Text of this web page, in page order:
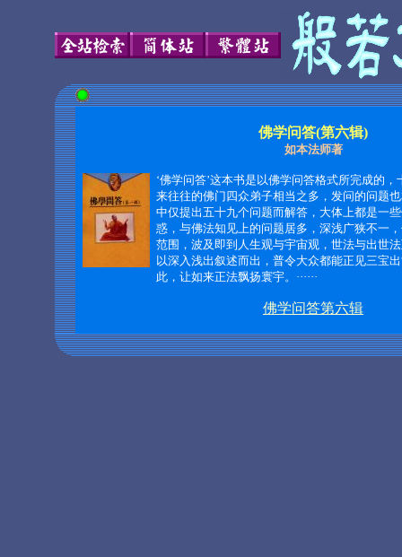
佛学问答(第六辑)
如本法师著
‘佛学问答’这本书是以佛学问答格式所完成的，
来往往的佛门四众弟子相当之多，发问的问题
中仅提出五十九个问题而解答，大体上都是一
惑，与佛法知见上的问题居多，深浅广狭不一
范围，波及即到人生观与宇宙观，世法与出世
以深入浅出叙述而出，普令大众都能正见三宝
此，让如来正法飘扬寰宇。······
佛学问答第六辑